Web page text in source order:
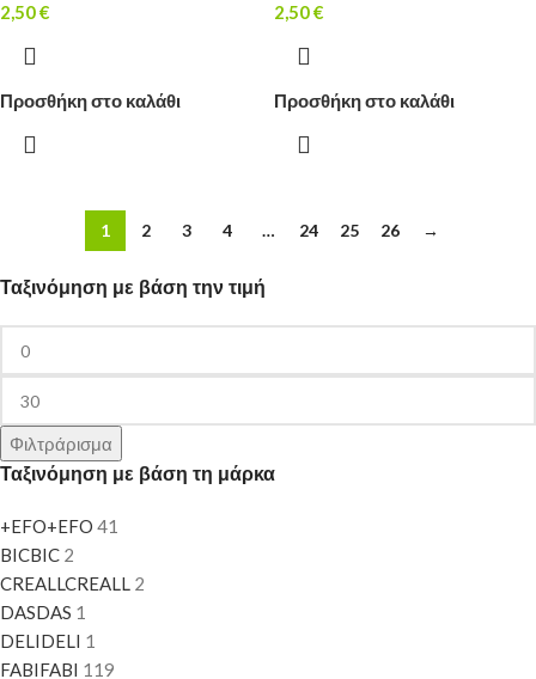
Ταξινόμηση με βάση την τιμή
Φιλτράρισμα
Ταξινόμηση με βάση τη μάρκα
+EFO+EFO 41
BICBIC 2
CREALLCREALL 2
DASDAS 1
DELIDELI 1
FABIFABI 119
2,50€
Προσθήκη στο καλάθι
2,50€
Προσθήκη στο καλάθι
1 2 3 4 … 24 25 26 →